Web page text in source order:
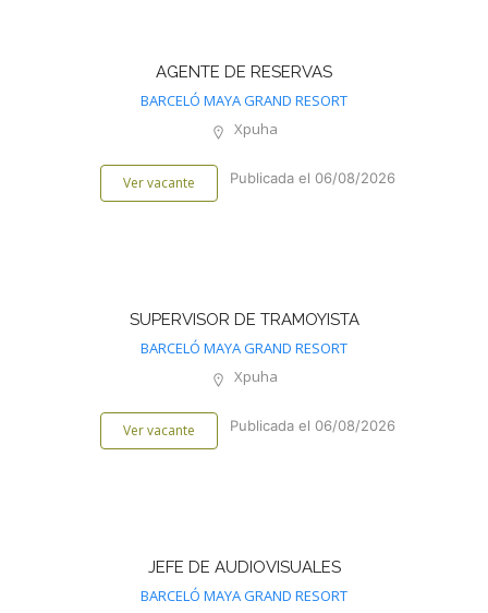
AGENTE DE RESERVAS
BARCELÓ MAYA GRAND RESORT
Xpuha
Ver vacante Publicada el 06/08/2026
SUPERVISOR DE TRAMOYISTA
BARCELÓ MAYA GRAND RESORT
Xpuha
Ver vacante Publicada el 06/08/2026
JEFE DE AUDIOVISUALES
BARCELÓ MAYA GRAND RESORT